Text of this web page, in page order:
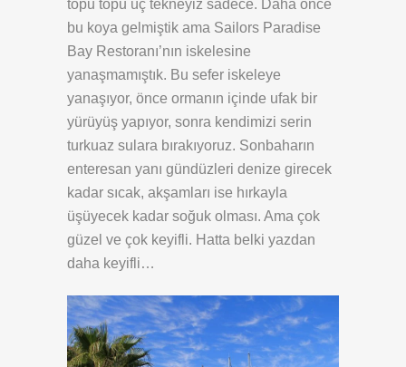
topu topu üç tekneyiz sadece. Daha önce
bu koya gelmiştik ama Sailors Paradise
Bay Restoranı’nın iskelesine
yanaşmamıştık. Bu sefer iskeleye
yanaşıyor, önce ormanın içinde ufak bir
yürüyüş yapıyor, sonra kendimizi serin
turkuaz sulara bırakıyoruz. Sonbaharın
enteresan yanı gündüzleri denize girecek
kadar sıcak, akşamları ise hırkayla
üşüyecek kadar soğuk olması. Ama çok
güzel ve çok keyifli. Hatta belki yazdan
daha keyifli…